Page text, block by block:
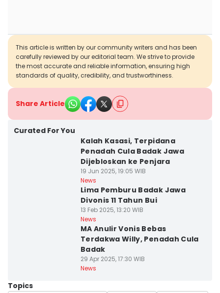
This article is written by our community writers and has been
carefully reviewed by our editorial team. We strive to provide
the most accurate and reliable information, ensuring high
standards of quality, credibility, and trustworthiness.
Share Article
Curated For You
Kalah Kasasi, Terpidana
Penadah Cula Badak Jawa
Dijebloskan ke Penjara
19 Jun 2025, 19:05 WIB
News
Lima Pemburu Badak Jawa
Divonis 11 Tahun Bui
13 Feb 2025, 13:20 WIB
News
MA Anulir Vonis Bebas
Terdakwa Willy, Penadah Cula
Badak
29 Apr 2025, 17:30 WIB
News
Topics